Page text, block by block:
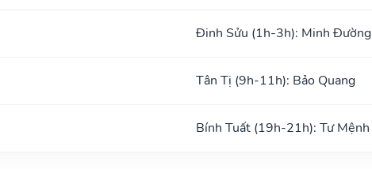
Đinh Sửu (1h-3h): Minh Đường
Tân Tị (9h-11h): Bảo Quang
Bính Tuất (19h-21h): Tư Mệnh